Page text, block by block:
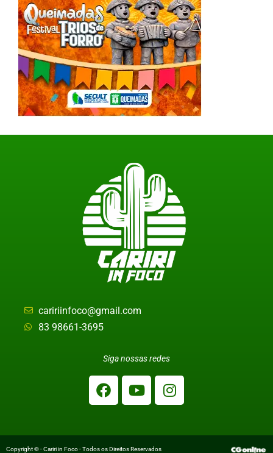
caririinfoco@gmail.com
83 98661-3695
Siga nossas redes
Copyright © - Cariri in Foco - Todos os Direitos Reservados